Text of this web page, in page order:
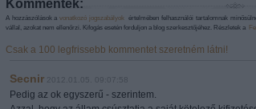
Kommentek:
A hozzászólások avonatkozó jogszabályokértelmében felhasználói tartalomnak
vállal, azokat nem ellenőrzi. Kifogás esetén forduljon a blog szerkesztőjéhez. Részletek a
Csak a 100 legfrissebb kommentet szeretném látni!
Secnir 2012.01.05. 09:07:58
Pedig az ok egyszerű - szerintem.